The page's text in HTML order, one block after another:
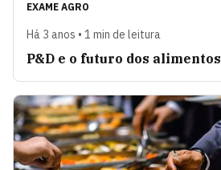
EXAME AGRO
Há 3 anos • 1 min de leitura
P&D e o futuro dos alimentos